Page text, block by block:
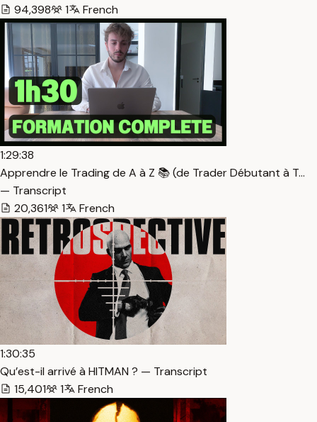
94,398
1 French
1:29:38
Apprendre le Trading de A à Z 📚 (de Trader Débutant à T…
— Transcript
20,361
1 French
1:30:35
Qu’est-il arrivé à HITMAN ? — Transcript
15,401
1 French